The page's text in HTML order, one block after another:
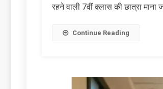
रहने वाली 7वीं क्लास की छात्रा
Continue Reading